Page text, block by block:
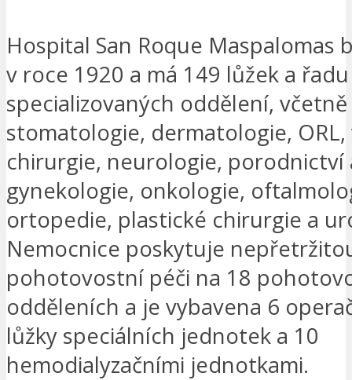
Hospital San Roque Maspalomas
v roce 1920 a má 149 lůžek a řadu
specializovaných oddělení,
stomatologie, dermatologie,
chirurgie, neurologie, porodnictví
gynekologie, onkologie,
ortopedie, plastické chirurgie a
Nemocnice poskytuje
pohotovostní péči na 18
odděleních a je vybavena 6
lůžky speciálních jednotek a 10
hemodialyzačními jednotkami.